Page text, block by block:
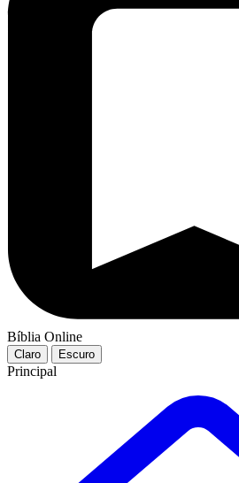
Bíblia Online
Claro Escuro
Principal